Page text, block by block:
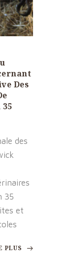
Des
des
35
et
PLUS